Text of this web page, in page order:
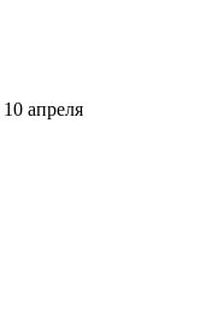
10 апреля